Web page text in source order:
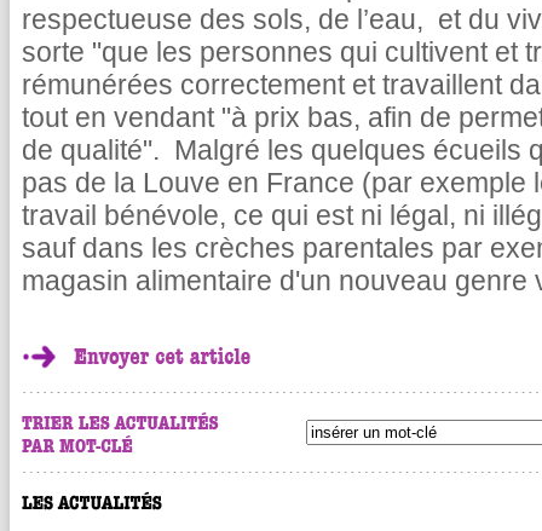
respectueuse des sols, de l’eau, et du
sorte "que les personnes qui cultivent et
rémunérées correctement et travaillent
tout en vendant "à prix bas, afin de
de qualité". Malgré les quelques écueils
pas de la Louve en France (par
travail bénévole, ce qui est ni légal, ni
sauf dans les crèches parentales par
magasin alimentaire d'un nouveau genre